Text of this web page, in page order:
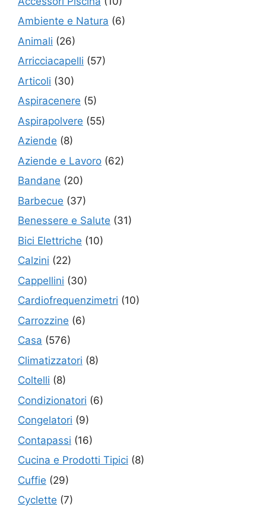
Ambiente e Natura (6)
Animali (26)
Arricciacapelli (57)
Articoli (30)
Aspiracenere (5)
Aspirapolvere (55)
Aziende (8)
Aziende e Lavoro (62)
Bandane (20)
Barbecue (37)
Benessere e Salute (31)
Bici Elettriche (10)
Calzini (22)
Cappellini (30)
Cardiofrequenzimetri (10)
Carrozzine (6)
Casa (576)
Climatizzatori (8)
Coltelli (8)
Condizionatori (6)
Congelatori (9)
Contapassi (16)
Cucina e Prodotti Tipici (8)
Cuffie (29)
Cyclette (7)